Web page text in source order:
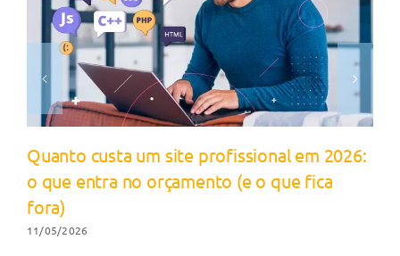
Quanto custa um site profissional em 2026:
o que entra no orçamento (e o que fica
fora)
11/05/2026